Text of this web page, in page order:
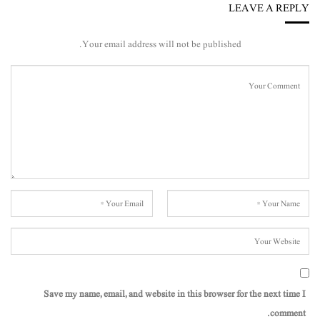
LEAVE A REPLY
Your email address will not be published.
Save my name, email, and website in this browser for the next time I
comment.